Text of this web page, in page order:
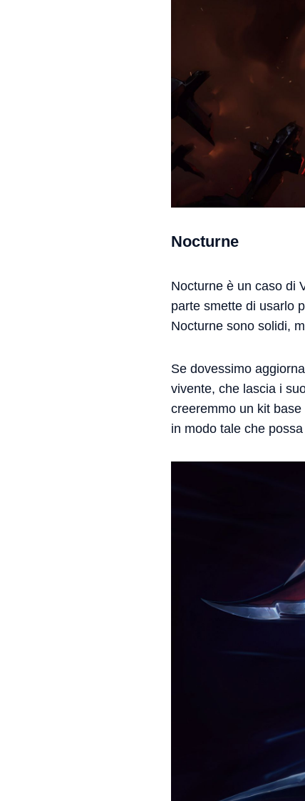
Nocturne
Nocturne è un caso di
parte smette di usarlo
Nocturne sono solidi,
Se dovessimo
vivente, che lascia i
creeremmo un kit
in modo tale che